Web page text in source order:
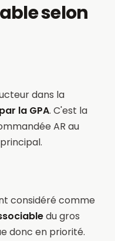
selon
dans la
la GPA. C'est la
AR au
considéré comme
du gros
donc en priorité.